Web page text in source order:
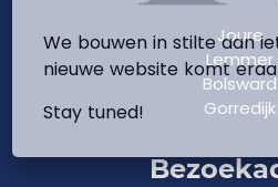
Joure
Lemmer
Bolsward
Gorredijk
We bouwen in stilte aan
nieuwe website komt
Stay tuned!